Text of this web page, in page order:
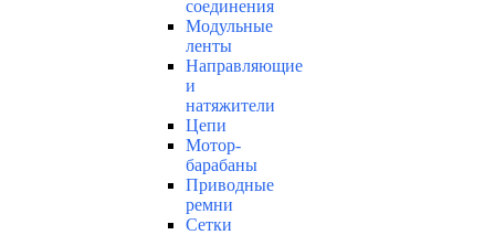
соединения
Модульные
ленты
Направляющие
и
натяжители
Цепи
Мотор-
барабаны
Приводные
ремни
Сетки